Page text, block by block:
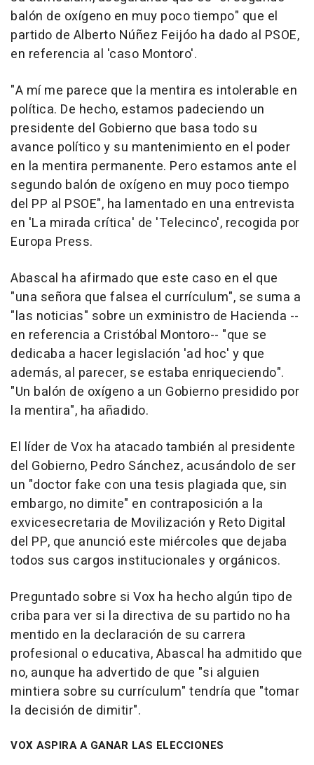
balón de oxígeno en muy poco tiempo" que el
partido de Alberto Núñez Feijóo ha dado al PSOE,
en referencia al 'caso Montoro'.
"A mí me parece que la mentira es intolerable en
política. De hecho, estamos padeciendo un
presidente del Gobierno que basa todo su
avance político y su mantenimiento en el poder
en la mentira permanente. Pero estamos ante el
segundo balón de oxígeno en muy poco tiempo
del PP al PSOE", ha lamentado en una entrevista
en 'La mirada crítica' de 'Telecinco', recogida por
Europa Press.
Abascal ha afirmado que este caso en el que
"una señora que falsea el currículum", se suma a
"las noticias" sobre un exministro de Hacienda --
en referencia a Cristóbal Montoro-- "que se
dedicaba a hacer legislación 'ad hoc' y que
además, al parecer, se estaba enriqueciendo".
"Un balón de oxígeno a un Gobierno presidido por
la mentira", ha añadido.
El líder de Vox ha atacado también al presidente
del Gobierno, Pedro Sánchez, acusándolo de ser
un "doctor fake con una tesis plagiada que, sin
embargo, no dimite" en contraposición a la
exvicesecretaria de Movilización y Reto Digital
del PP, que anunció este miércoles que dejaba
todos sus cargos institucionales y orgánicos.
Preguntado sobre si Vox ha hecho algún tipo de
criba para ver si la directiva de su partido no ha
mentido en la declaración de su carrera
profesional o educativa, Abascal ha admitido que
no, aunque ha advertido de que "si alguien
mintiera sobre su currículum" tendría que "tomar
la decisión de dimitir".
VOX ASPIRA A GANAR LAS ELECCIONES